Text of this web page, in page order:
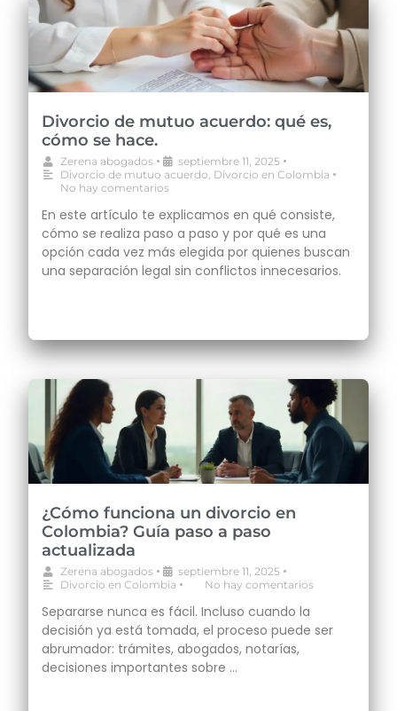
Divorcio de mutuo acuerdo: qué es,
cómo se hace.
Zerena abogados • septiembre 11, 2025 •
Divorcio de mutuo acuerdo, Divorcio en Colombia •
No hay comentarios
En este artículo te explicamos en qué consiste,
cómo se realiza paso a paso y por qué es una
opción cada vez más elegida por quienes buscan
una separación legal sin conflictos innecesarios.
¿Cómo funciona un divorcio en
Colombia? Guía paso a paso
actualizada
Zerena abogados • septiembre 11, 2025 •
Divorcio en Colombia • No hay comentarios
Separarse nunca es fácil. Incluso cuando la
decisión ya está tomada, el proceso puede ser
abrumador: trámites, abogados, notarías,
decisiones importantes sobre …